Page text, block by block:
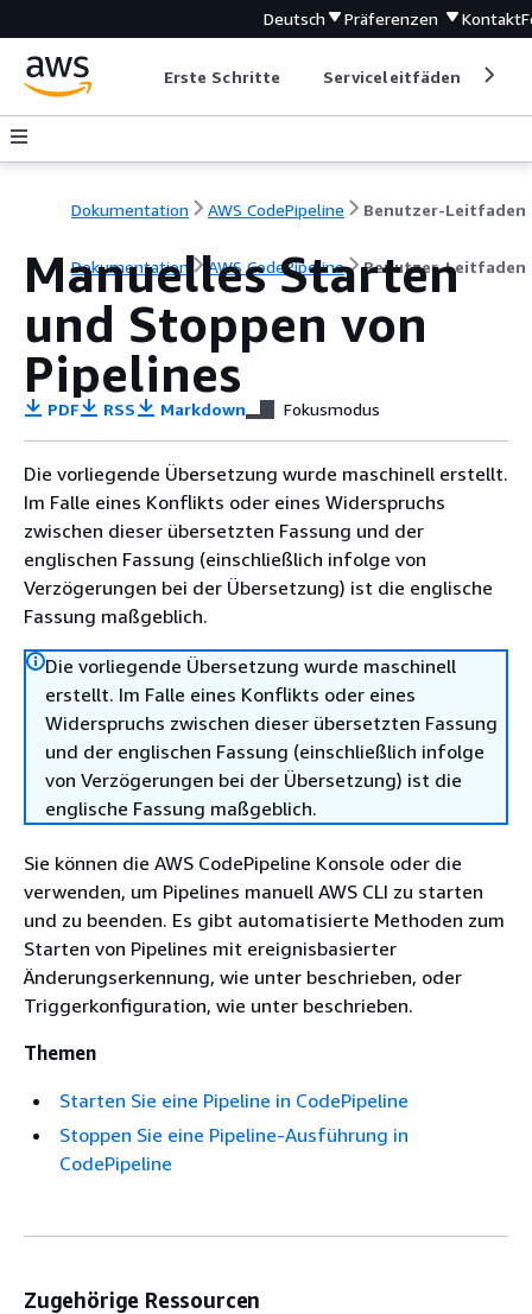
Deutsch Präferenzen Kontakt
Erste Schritte Serviceleitfäden
Dokumentation AWS CodePipeline Benutzer-Leitfaden
Dokumentation AWS CodePipeline Benutzer-Leitfaden
Manuelles Starten
und Stoppen von
Pipelines
PDF RSS Markdown Fokusmodus
Die vorliegende Übersetzung wurde maschinell erstellt.
Im Falle eines Konflikts oder eines Widerspruchs
zwischen dieser übersetzten Fassung und der
englischen Fassung (einschließlich infolge von
Verzögerungen bei der Übersetzung) ist die englische
Fassung maßgeblich.
Die vorliegende Übersetzung wurde maschinell
erstellt. Im Falle eines Konflikts oder eines
Widerspruchs zwischen dieser übersetzten Fassung
und der englischen Fassung (einschließlich infolge
von Verzögerungen bei der Übersetzung) ist die
englische Fassung maßgeblich.
Sie können die AWS CodePipeline Konsole oder die
verwenden, um Pipelines manuell AWS CLI zu starten
und zu beenden. Es gibt automatisierte Methoden zum
Starten von Pipelines mit ereignisbasierter
Änderungserkennung, wie unter beschrieben, oder
Triggerkonfiguration, wie unter beschrieben.
Themen
Starten Sie eine Pipeline in CodePipeline
Stoppen Sie eine Pipeline-Ausführung in
CodePipeline
Zugehörige Ressourcen